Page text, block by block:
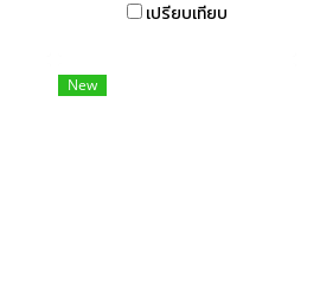
เปรียบเทียบ
New